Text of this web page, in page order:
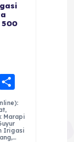
500
h
a
re
Marapi
Irigasi